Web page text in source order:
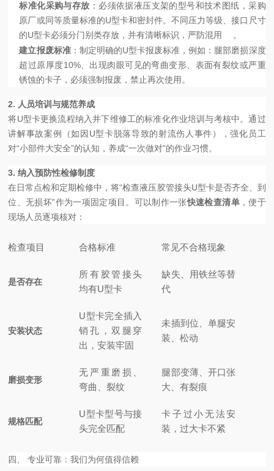
标准化采购与存放 ：必须依据液压支架的型号和技术图纸，采购
原厂或同等质量标准的U型卡和密封件。不同压力等级、接口尺寸
的U型卡必须分门别类存放，并有清晰标识，严防混用
。
建立报废标准：制定明确的U型卡报废标准，例如：腿部磨损深度
超过原厚度10%、出现肉眼可见的弯曲变形、表面有裂纹或严重
锈蚀的卡子，必须强制报废，禁止再次使用。
2. 人员培训与规范养成
将U型卡更换流程纳入井下维修工的标准化作业培训与考核中。通过
讲解事故案例（如因U型卡脱落导致的射流伤人事件），强化员工
对“小部件大安全”的认知，养成“一次做对”的作业习惯。
3. 纳入预防性检修制度
在日常点检和定期检修中，将“检查液压胶管接头U型卡是否齐全、到
位、无损坏”作为一项固定项目。可以制作一张快速检查清单，便于
现场人员逐项核对：
检查项目 合格标准 常见不合格现象
是否存在
所有胶管接头
均有U型卡
缺失、用铁丝等替
代
安装状态
U型卡完全插入
销孔，双腿穿
出，安装牢固
未插到位、单腿安
装、松动
磨损变形
无严重磨损、
弯曲、裂纹
腿部变薄、开口张
大、有裂痕
规格匹配
U型卡型号与接
头完全匹配
卡子过小无法安
装，过大卡不紧
四、 专业可靠：我们为何值得信赖